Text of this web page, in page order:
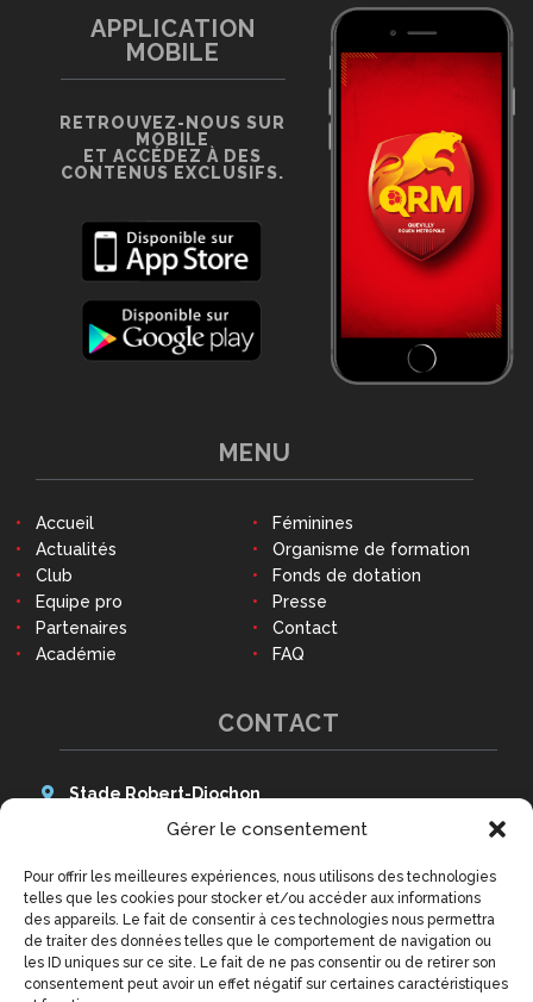
Gérer le consentement
Pour offrir les meilleures expériences, nous utilisons des technologies
telles que les cookies pour stocker et/ou accéder aux informations
des appareils. Le fait de consentir à ces technologies nous permettra
de traiter des données telles que le comportement de navigation ou
les ID uniques sur ce site. Le fait de ne pas consentir ou de retirer son
consentement peut avoir un effet négatif sur certaines caractéristiques
CONTACT
Stade Robert-Diochon
48 Avenue des Canadiens
Tél : 02 79 02 77 20
9h - 12h30 et 14h - 18h
(hors week-ends et jours fériés)
contact@qrm.fr
MENU
Accueil
Actualités
Club
Equipe pro
Partenaires
Académie
Féminines
Organisme de formation
Fonds de dotation
Presse
Contact
FAQ
APPLICATION
MOBILE
RETROUVEZ-NOUS SUR
MOBILE
ET ACCÉDEZ À DES
CONTENUS EXCLUSIFS.